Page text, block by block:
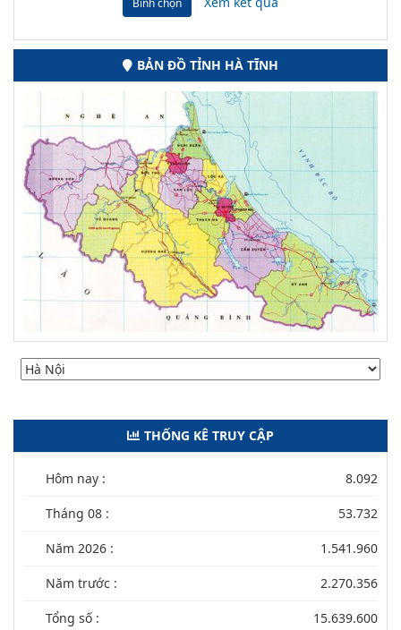
Bình chọn
BẢN ĐỒ TỈNH HÀ TĨNH
THỐNG KÊ TRUY CẬP
Hôm nay : 8.092
Tháng 08 : 53.732
Năm 2026 : 1.541.960
Năm trước : 2.270.356
Tổng số : 15.639.600